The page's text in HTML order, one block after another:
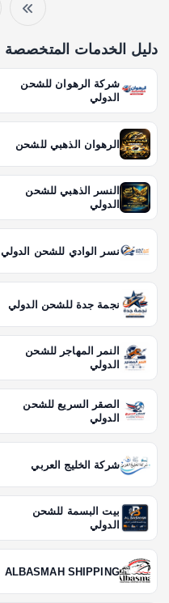
دليل الخدمات المتخصصة
شركة الرهوان للشحن
الدولي
الرهوان الذهبي للشحن
النسر الذهبي للشحن
الدولي
نسر الوادي للشحن الدولي
نجمة جدة للشحن الدولي
النمر المهاجر للشحن
الدولي
الصقر السريع للشحن
الدولي
شركة الخليج العربي
بيت البسمة للشحن
الدولي
ALBASMAH SHIPPING